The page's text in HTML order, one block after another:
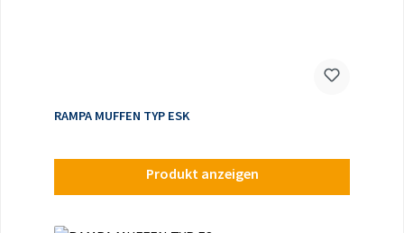
RAMPA MUFFEN TYP ESK
Produkt anzeigen